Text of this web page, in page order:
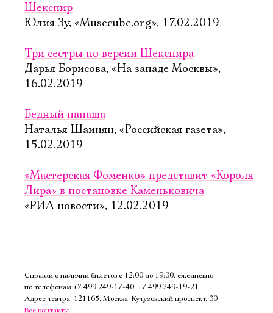
Шекспир
Юлия Зу, «Musecube.org», 17.02.2019
Три сестры по версии Шекспира
Дарья Борисова, «На западе Москвы»,
16.02.2019
Бедный папаша
Наталья Шаинян, «Российская газета»,
15.02.2019
«Мастерская Фоменко» представит «Короля
Лира» в постановке Каменьковича
«РИА новости», 12.02.2019
Справки о наличии билетов с 12:00 до 19:30, ежедневно,
по телефонам +7 499 249‑17‑40, +7 499 249‑19‑21
Адрес театра: 121165, Москва, Кутузовский проспект, 30
Все контакты